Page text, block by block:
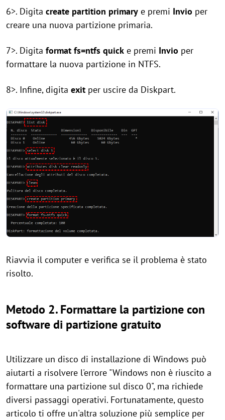
6>. Digita create partition primary e premi Invio per
creare una nuova partizione primaria.
7>. Digita format fs=ntfs quick e premi Invio per
formattare la nuova partizione in NTFS.
8>. Infine, digita exit per uscire da Diskpart.
Riavvia il computer e verifica se il problema è stato
risolto.
Metodo 2. Formattare la partizione con
software di partizione gratuito
Utilizzare un disco di installazione di Windows può
aiutarti a risolvere l'errore "Windows non è riuscito a
formattare una partizione sul disco 0", ma richiede
diversi passaggi operativi. Fortunatamente, questo
articolo ti offre un'altra soluzione più semplice per